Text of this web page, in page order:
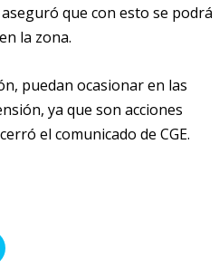
que con esto se podrá
la zona.
puedan ocasionar en las
ya que son acciones
el comunicado de CGE.